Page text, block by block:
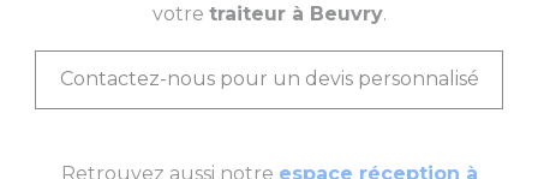
votre traiteur à Beuvry.
Contactez-nous pour un devis personnalisé
Retrouvez aussi notre espace réception à